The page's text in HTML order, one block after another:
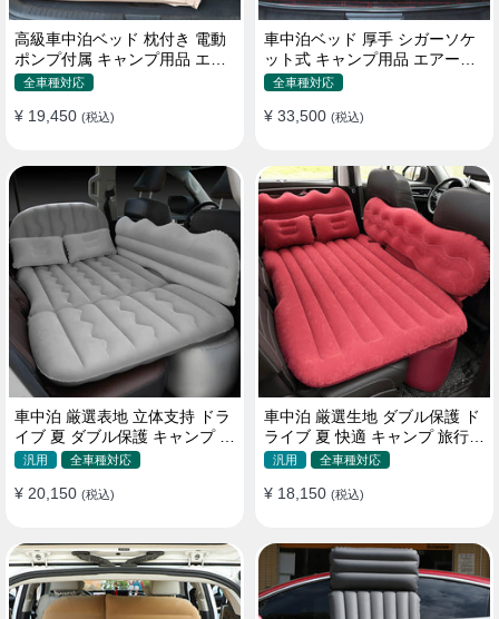
高級車中泊ベッド 枕付き 電動
ポンプ付属 キャンプ用品 エア
ーベッド 普通車 SUV
全車種対応
¥ 19,450 (税込)
車中泊ベッド 厚手 シガーソケ
ット式 キャンプ用品 エアーベ
ッド 収納袋付き 普通車 SUV適
全車種対応
¥ 33,500 (税込)
車中泊 厳選表地 立体支持 ドラ
イブ 夏 ダブル保護 キャンプ 旅
行 収納便利 取付簡単 全車種 エ
汎用 全車種対応
¥ 20,150 (税込)
車中泊 厳選生地 ダブル保護 ド
ライブ 夏 快適 キャンプ 旅行
収納便利 全車種 多色 エアーベ
汎用 全車種対応
¥ 18,150 (税込)